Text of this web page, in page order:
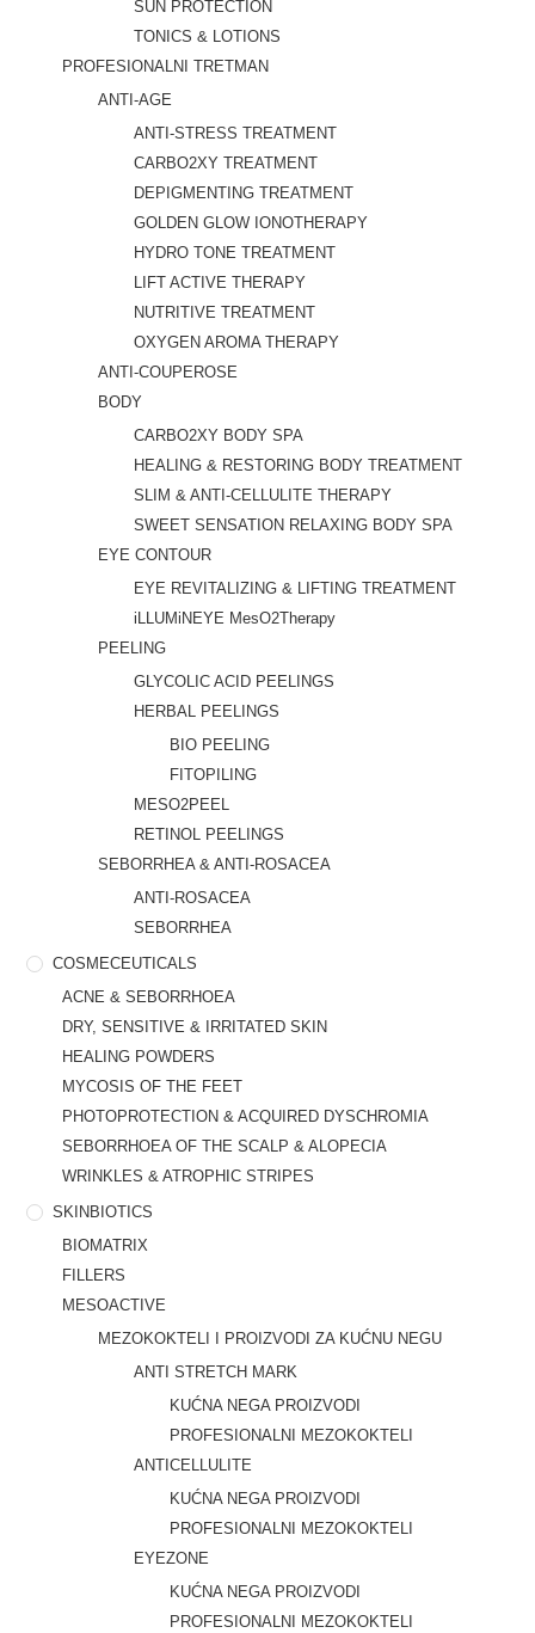
SUN PROTECTION
TONICS & LOTIONS
PROFESIONALNI TRETMAN
ANTI-AGE
ANTI-STRESS TREATMENT
CARBO2XY TREATMENT
DEPIGMENTING TREATMENT
GOLDEN GLOW IONOTHERAPY
HYDRO TONE TREATMENT
LIFT ACTIVE THERAPY
NUTRITIVE TREATMENT
OXYGEN AROMA THERAPY
ANTI-COUPEROSE
BODY
CARBO2XY BODY SPA
HEALING & RESTORING BODY TREATMENT
SLIM & ANTI-CELLULITE THERAPY
SWEET SENSATION RELAXING BODY SPA
EYE CONTOUR
EYE REVITALIZING & LIFTING TREATMENT
iLLUMiNEYE MesO2Therapy
PEELING
GLYCOLIC ACID PEELINGS
HERBAL PEELINGS
BIO PEELING
FITOPILING
MESO2PEEL
RETINOL PEELINGS
SEBORRHEA & ANTI-ROSACEA
ANTI-ROSACEA
SEBORRHEA
COSMECEUTICALS
ACNE & SEBORRHOEA
DRY, SENSITIVE & IRRITATED SKIN
HEALING POWDERS
MYCOSIS OF THE FEET
PHOTOPROTECTION & ACQUIRED DYSCHROMIA
SEBORRHOEA OF THE SCALP & ALOPECIA
WRINKLES & ATROPHIC STRIPES
SKINBIOTICS
BIOMATRIX
FILLERS
MESOACTIVE
MEZOKOKTELI I PROIZVODI ZA KUĆNU NEGU
ANTI STRETCH MARK
KUĆNA NEGA PROIZVODI
PROFESIONALNI MEZOKOKTELI
ANTICELLULITE
KUĆNA NEGA PROIZVODI
PROFESIONALNI MEZOKOKTELI
EYEZONE
KUĆNA NEGA PROIZVODI
PROFESIONALNI MEZOKOKTELI